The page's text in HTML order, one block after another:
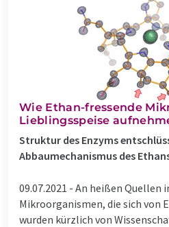
Wie Ethan-fressende
Lieblingsspeise
Struktur des Enzyms
Abbaumechanismus des
09.07.2021 - An heißen Quellen
Mikroorganismen, die sich von
wurden kürzlich von